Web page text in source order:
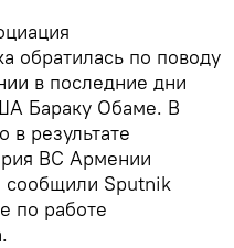
обратилась по поводу
в последние дни
Бараку Обаме. В
в результате
ВС Армении
сообщили Sputnik
по работе